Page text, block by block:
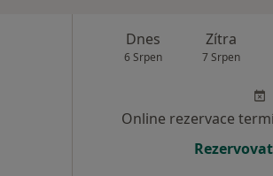
Dnes
6 Srpen
Zítra
7 Srpen
Online rezervace